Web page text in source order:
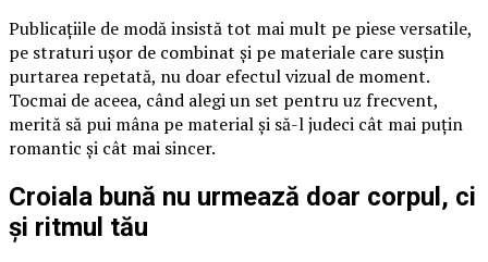
Publicațiile de modă insistă tot mai mult pe piese versatile,
pe straturi ușor de combinat și pe materiale care susțin
purtarea repetată, nu doar efectul vizual de moment.
Tocmai de aceea, când alegi un set pentru uz frecvent,
merită să pui mâna pe material și să-l judeci cât mai puțin
romantic și cât mai sincer.
Croiala bună nu urmează doar corpul, ci
și ritmul tău